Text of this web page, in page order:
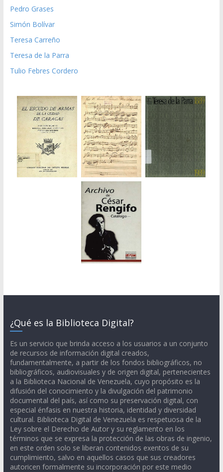
Pedro Grases
Simón Bolívar
Teresa Carreño
Teresa de la Parra
Tulio Febres Cordero
¿Qué es la Biblioteca Digital?
Es un servicio que brinda acceso a los usuarios a un conjunto
de recursos de información digital creados,
fundamentalmente, a partir de los fondos bibliográficos, no
bibliográficos, audiovisuales y de origen digital, pertenecientes
a la Biblioteca Nacional de Venezuela, cuyo propósito es la
difusión del conocimiento y la divulgación del patrimonio
documental del país, así como su preservación digital, con
especial énfasis en nuestra historia, identidad y diversidad
cultural. Biblioteca Digital de Venezuela es respetuosa de la
Ley sobre el Derecho de Autor y su reglamento en los
términos que se expresa la protección de las obras de ingenio,
en este orden solo se liberan contenidos exentos de su
cumplimiento, salvo en aquellos casos que sus creadores
autoricen formalmente su incorporación por este medio